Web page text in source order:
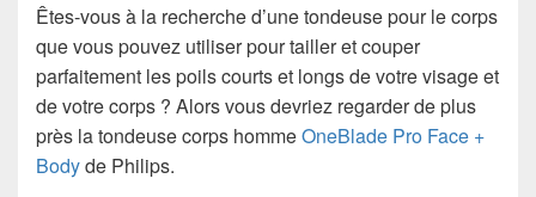
Êtes-vous à la recherche d’une tondeuse pour le corps
que vous pouvez utiliser pour tailler et couper
parfaitement les poils courts et longs de votre visage et
de votre corps ? Alors vous devriez regarder de plus
près la tondeuse corps hommeOneBlade Pro Face +
Bodyde Philips.